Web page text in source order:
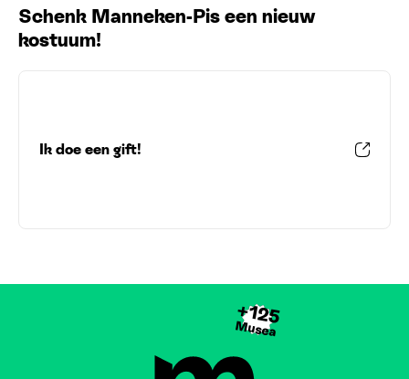
Schenk Manneken-Pis een nieuw
kostuum!
Ik doe een gift!
+125
Musea
Brussels Museums